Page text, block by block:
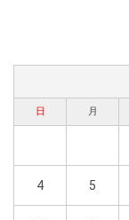
日 月
4 5